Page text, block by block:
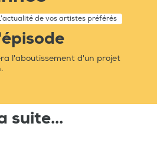
de vos artistes préférés
l'aboutissement d'un projet
suite...